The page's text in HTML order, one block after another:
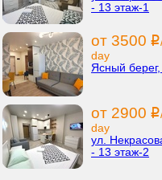
- 13 этаж-1
от 3500 i
day
Ясный
от 2900 i
day
ул.
- 13 этаж-2